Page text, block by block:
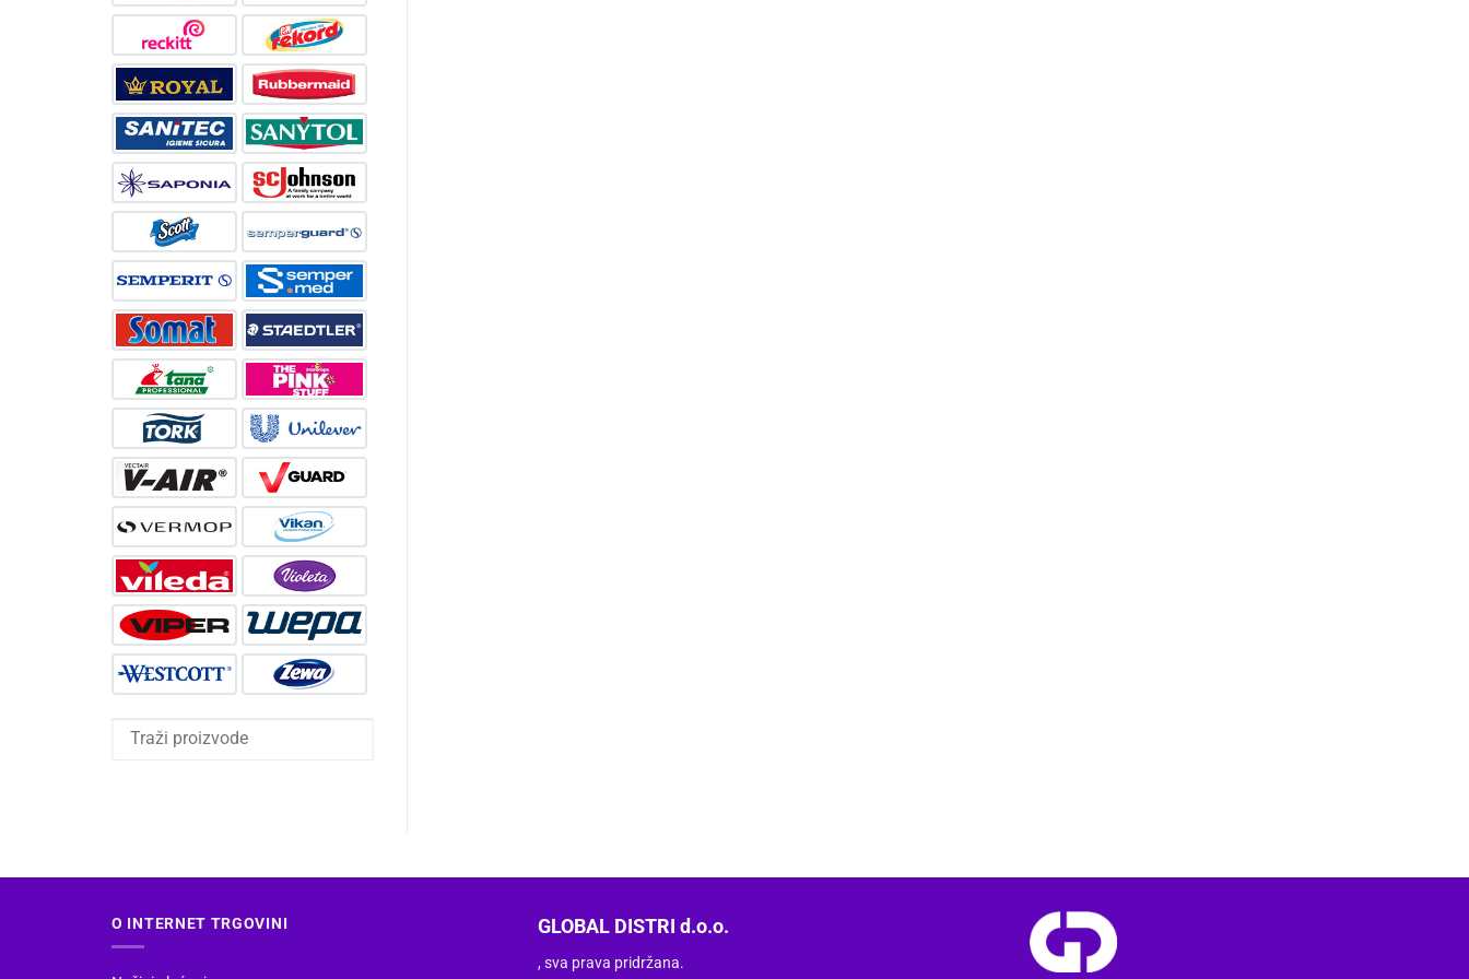
O INTERNET TRGOVINI GLOBAL DISTRI d.o.o.
, sva prava pridržana.